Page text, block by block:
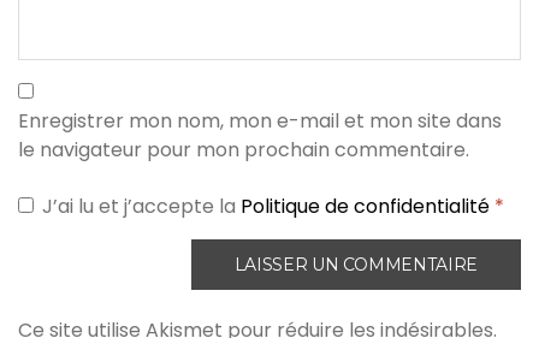
Enregistrer mon nom, mon e-mail et mon site dans
le navigateur pour mon prochain commentaire.
J’ai lu et j’accepte la Politique de confidentialité *
Ce site utilise Akismet pour réduire les indésirables.